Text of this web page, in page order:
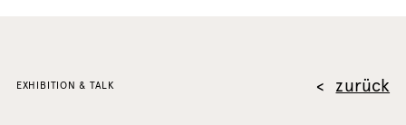
zurück
EXHIBITION & TALK